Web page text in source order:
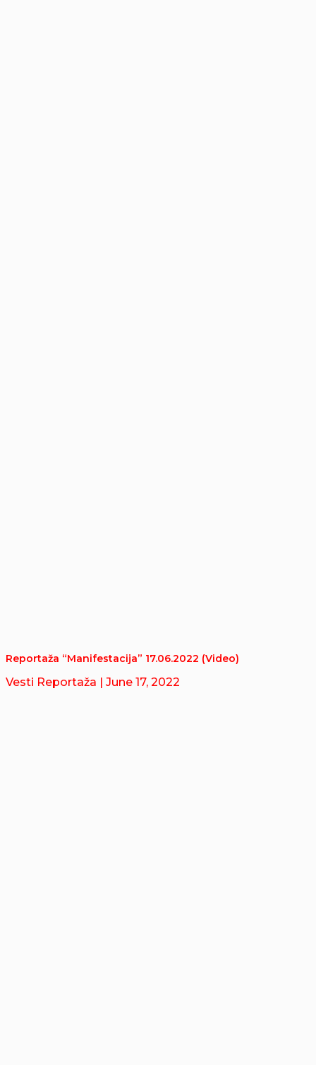
Reportaža “Manifestacija” 17.06.2022 (Video)
Vesti Reportaža | June 17, 2022